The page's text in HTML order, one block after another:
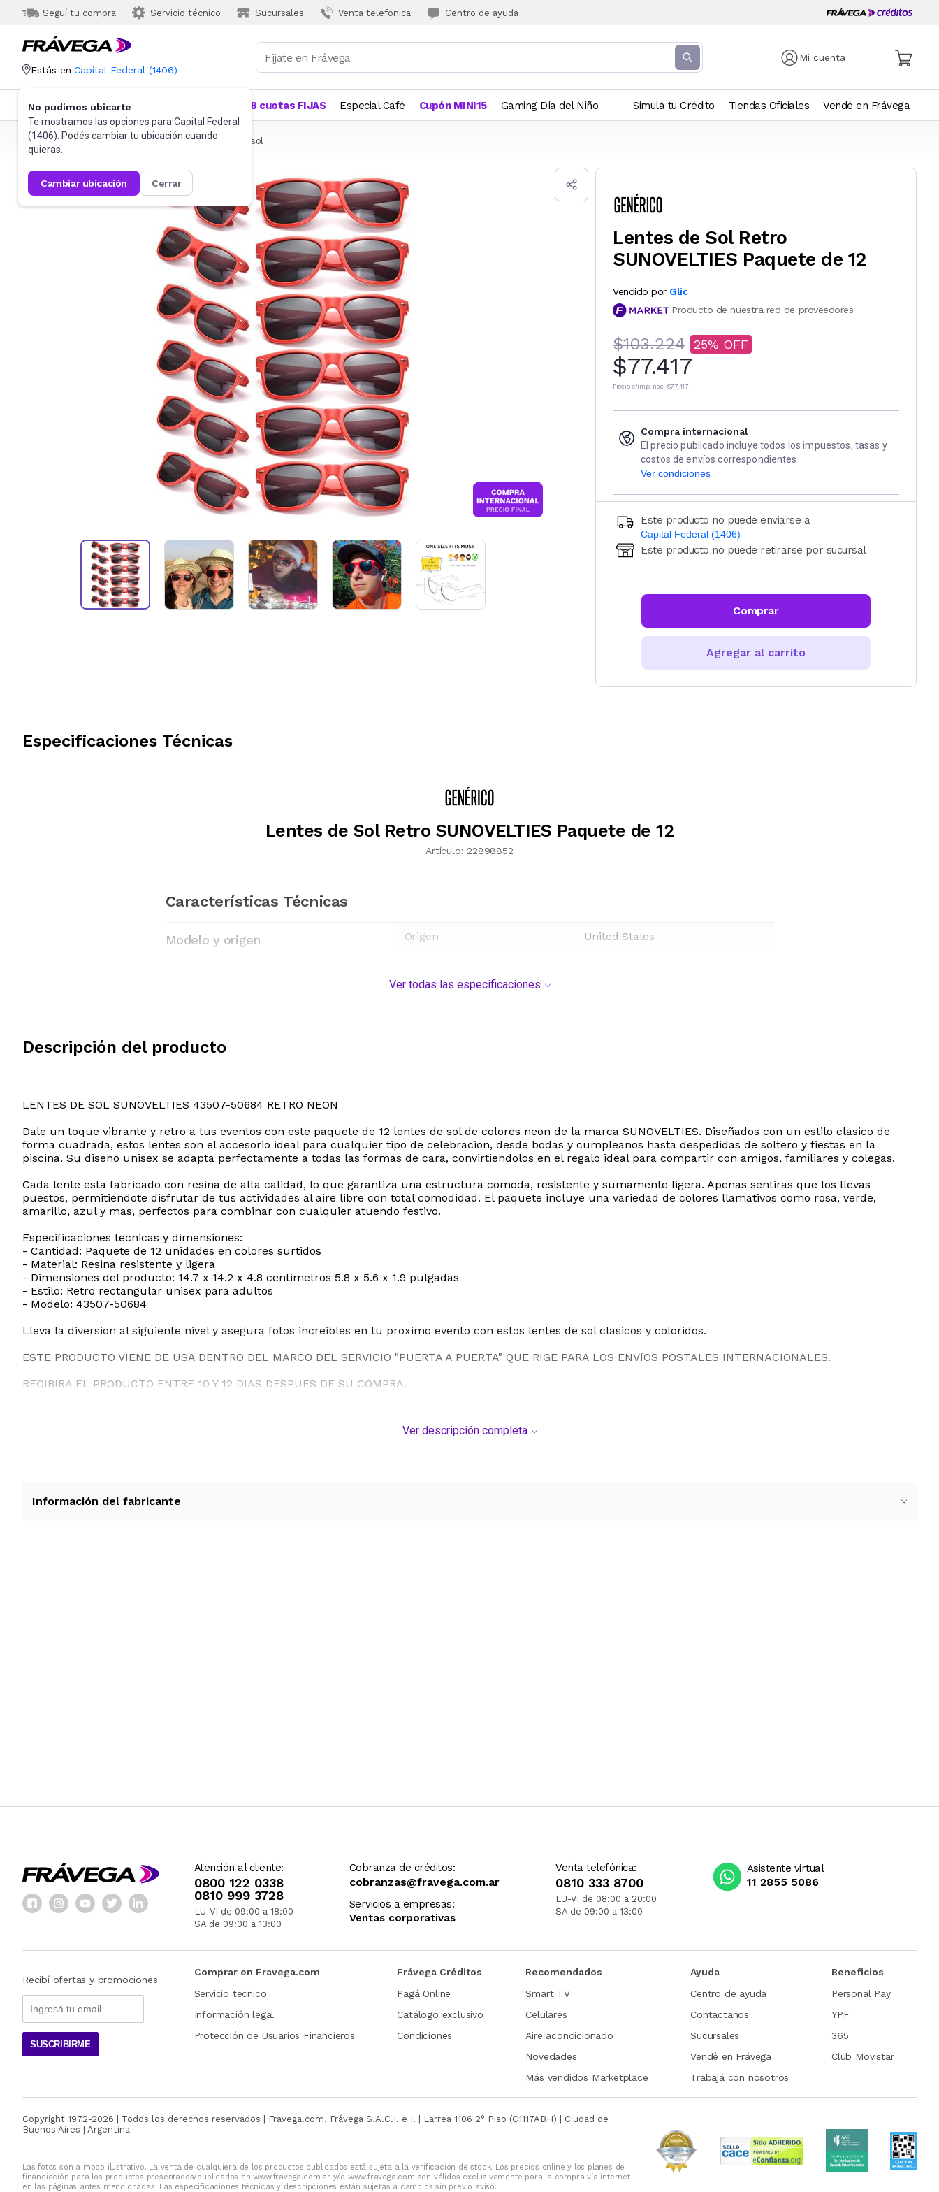
Seguí tu compra Servicio técnico Sucursales Venta telefónica Centro de ayuda
Mi cuenta
Estás en Capital Federal (1406)
No pudimos ubicarte
Te mostramos las opciones para Capital Federal
(1406). Podés cambiar tu ubicación cuando
quieras.
cambiar ubicación cerrar
Categorías Más Vendidos 18 cuotas FIJAS Especial Café Cupón MINI15 Gaming Día del Niño Simulá tu Crédito Tiendas Oficiales Vendé en Frávega
Frávega Indumentaria Accesorios Anteojos de sol
Lentes de Sol Retro
SUNOVELTIES Paquete de 12
Vendido por Glic
Producto de nuestra red de proveedores
$103.224 25
$77.417
Precio s/imp. nac. $77.417
Compra internacional
El precio publicado incluye todos los impuestos, tasas y
costos de envíos correspondientes
Ver condiciones
Este producto no puede enviarse a
Capital Federal (1406)
Ingresá código postal (sólo números)
CALCULAR
Este producto no puede retirarse por sucursal
Comprar
Agregar al carrito
Especificaciones Técnicas
Lentes de Sol Retro SUNOVELTIES Paquete de 12
Artículo: 22898852
Características Técnicas
Modelo y origen Origen United States
Ver todas las especificaciones
Descripción del producto
LENTES DE SOL SUNOVELTIES 43507-50684 RETRO NEON
Dale un toque vibrante y retro a tus eventos con este paquete de 12 lentes de sol de colores neon de la marca SUNOVELTIES. Diseñados con un estilo clasico de
forma cuadrada, estos lentes son el accesorio ideal para cualquier tipo de celebracion, desde bodas y cumpleanos hasta despedidas de soltero y fiestas en la
piscina. Su diseno unisex se adapta perfectamente a todas las formas de cara, convirtiendolos en el regalo ideal para compartir con amigos, familiares y colegas.
Cada lente esta fabricado con resina de alta calidad, lo que garantiza una estructura comoda, resistente y sumamente ligera. Apenas sentiras que los llevas
puestos, permitiendote disfrutar de tus actividades al aire libre con total comodidad. El paquete incluye una variedad de colores llamativos como rosa, verde,
amarillo, azul y mas, perfectos para combinar con cualquier atuendo festivo.
Especificaciones tecnicas y dimensiones:
- Cantidad: Paquete de 12 unidades en colores surtidos
- Material: Resina resistente y ligera
- Dimensiones del producto: 14.7 x 14.2 x 4.8 centimetros 5.8 x 5.6 x 1.9 pulgadas
- Estilo: Retro rectangular unisex para adultos
- Modelo: 43507-50684
Lleva la diversion al siguiente nivel y asegura fotos increibles en tu proximo evento con estos lentes de sol clasicos y coloridos.
ESTE PRODUCTO VIENE DE USA DENTRO DEL MARCO DEL SERVICIO "PUERTA A PUERTA" QUE RIGE PARA LOS ENVíOS POSTALES INTERNACIONALES.
RECIBIRA EL PRODUCTO ENTRE 10 Y 12 DIAS DESPUES DE SU COMPRA.
Ver descripción completa
Información del fabricante
Atención al cliente:
0800 122 0338
0810 999 3728
LU-VI de 09:00 a 18:00
SA de 09:00 a 13:00
Cobranza de créditos:
cobranzas@fravega.com.ar
Servicios a empresas:
Ventas corporativas
Venta telefónica:
0810 333 8700
LU-VI de 08:00 a 20:00
SA de 09:00 a 13:00
Asistente virtual
11 2855 5086
Recibí ofertas y promociones
SUSCRIBIRME
Comprar en Fravega.com
Servicio técnico
Información legal
Protección de Usuarios Financieros
Frávega Créditos
Pagá Online
Catálogo exclusivo
Condiciones
Recomendados
Smart TV
Celulares
Aire acondicionado
Novedades
Más vendidos Marketplace
Ayuda
Centro de ayuda
Contactanos
Sucursales
Vendé en Frávega
Trabajá con nosotros
Beneficios
Personal Pay
YPF
365
Club Movistar
Copyright 1972-2026 | Todos los derechos reservados | Fravega.com. Frávega S.A.C.I. e I. | Larrea 1106 2° Piso (C1117ABH) | Ciudad de
Buenos Aires | Argentina
Las fotos son a modo ilustrativo. La venta de cualquiera de los productos publicados está sujeta a la verificación de stock. Los precios online y los planes de
financiación para los productos presentados/publicados en www.fravega.com.ar y/o www.fravega.com son válidos exclusivamente para la compra vía internet
en las páginas antes mencionadas. Las especificaciones técnicas y descripciones están sujetas a cambios sin previo aviso.